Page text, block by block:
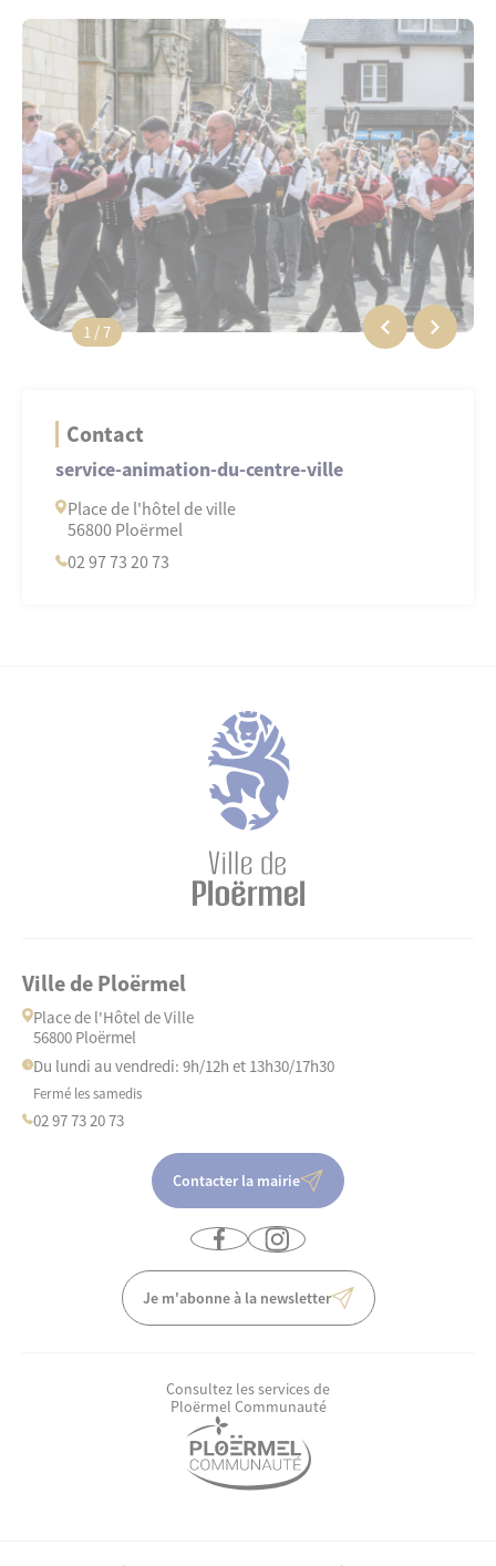
1 / 7
Contact
service-animation-du-centre-ville
Place de l'hôtel de ville
56800 Ploërmel
02 97 73 20 73
Ville de Ploërmel
Place de l'Hôtel de Ville
56800 Ploërmel
Du lundi au vendredi: 9h/12h et 13h30/17h30
Fermé les samedis
02 97 73 20 73
Contacter la mairie
Je m'abonne à la newsletter
Consultez les services de
Ploërmel Communauté